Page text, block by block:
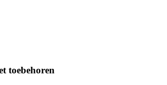
toebehoren